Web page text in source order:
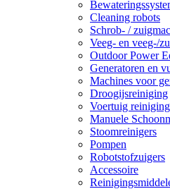
Cleaning robots
Schrob- /
Veeg- en veeg-/
Outdoor Power
Generatoren en
Machines voor
Droogijsreiniging
Voertuig
Manuele
Stoomreinigers
Pompen
Robotstofzuigers
Accessoire